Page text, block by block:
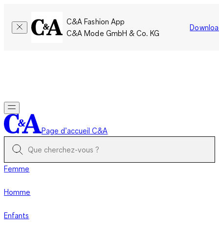
C&A Fashion App
C&A Mode GmbH & Co. KG
Page d’accueil C&A
Femme
Homme
Enfants